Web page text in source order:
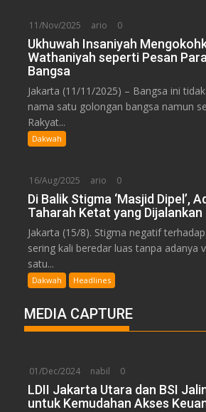
11/Nov/2025 ario 0
Ukhuwah Insaniyah
Wathaniyah seperti Pesan
Bangsa
Jakarta (11/11/2025) – Bangsa ini
nama satu golongan bangsa namun
Rakyat...
Dakwah
16/Aug/2025 ario 0
Di Balik Stigma ‘Masjid Dipel’,
Taharah Ketat yang Dijalankan
Jakarta (15/8). Stigma negatif
sering kali beredar luas tanpa adanya
satu...
Dakwah Headlines
MEDIA CAPTURE
01/Dec/2024 nabil 0
LDII Jakarta Utara dan BSI
untuk Kemudahan Akses